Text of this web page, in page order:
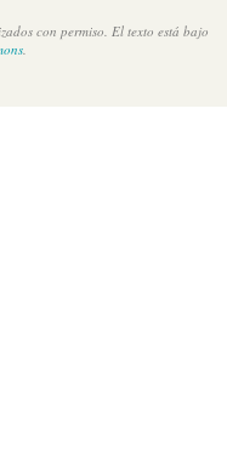
con permiso. El texto está bajo
.